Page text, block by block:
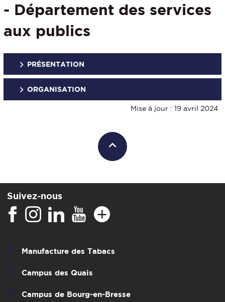
- Département des services
aux publics
PRÉSENTATION
ORGANISATION
Mise à jour : 19 avril 2024
Suivez-nous
Manufacture des Tabacs
Campus des Quais
Campus de Bourg-en-Bresse